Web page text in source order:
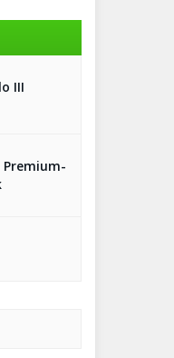
III
Premium-